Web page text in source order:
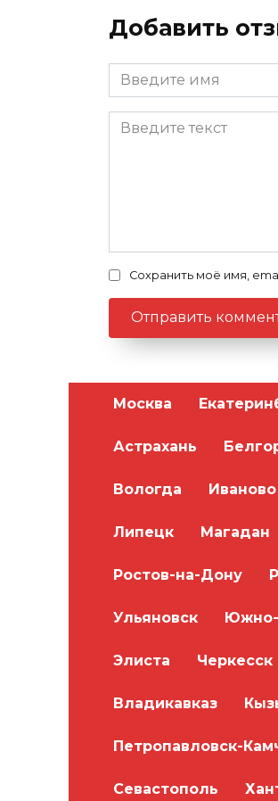
Добавить
Сохранить моё имя,
Москва
Астрахань
Вологда Иваново
Липецк Магадан
Ростов-на-Дону
Ульяновск Южно-
Элиста Черкесск
Владикавказ
Петропавловск-
Севастополь